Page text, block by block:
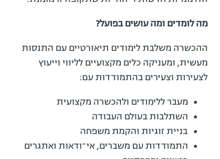
מה לומדים ומה עושים בפועל?
ההכשרה משלבת לימודים תיאורטיים עם התנסות
מעשית, ומעניקה כלים מקצועיים לליווי וייעוץ
לצעירות וצעירים בהתמודדות עם:
מעבר ללימודים ולהכשרה מקצועית
השתלבות בעולם העבודה
בניית זוגיות והקמת משפחה
התמודדות עם משברים, אי־ודאות ואתגרים